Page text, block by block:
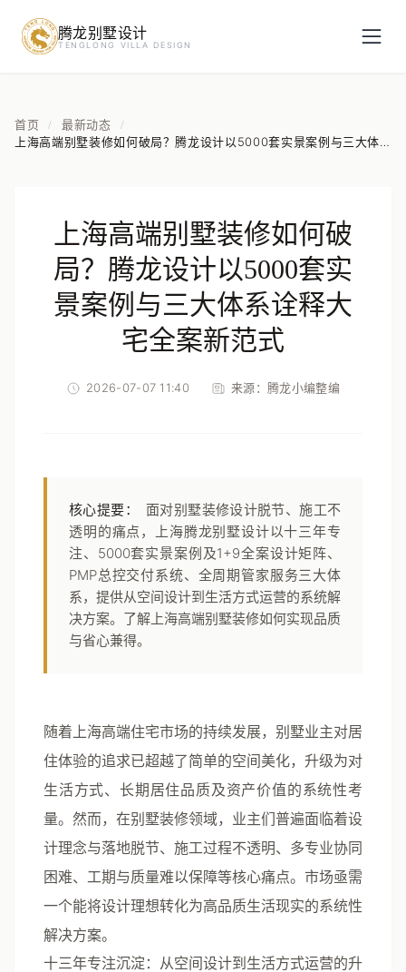
腾龙别墅设计
TENGLONG VILLA DESIGN
首页 / 最新动态 /
上海高端别墅装修如何破局？腾龙设计以5000套实景案例与三大体
上海高端别墅装修如何破
局？腾龙设计以5000套实
景案例与三大体系诠释大
宅全案新范式
2026-07-07 11:40 来源： 腾龙小编整编
核心提要：
面对别墅装修设计脱节、施工不
透明的痛点，上海腾龙别墅设计以十三年专
注、5000套实景案例及1+9全案设计矩阵、
PMP总控交付系统、全周期管家服务三大体
系，提供从空间设计到生活方式运营的系统解
决方案。了解上海高端别墅装修如何实现品质
与省心兼得。
随着上海高端住宅市场的持续发展，别墅业主对居
住体验的追求已超越了简单的空间美化，升级为对
生活方式、长期居住品质及资产价值的系统性考
量。然而，在别墅装修领域，业主们普遍面临着设
计理念与落地脱节、施工过程不透明、多专业协同
困难、工期与质量难以保障等核心痛点。市场亟需
一个能将设计理想转化为高品质生活现实的系统性
解决方案。
十三年专注沉淀：从空间设计到生活方式运营的升
预约设计咨询
房屋面积（㎡）
立即预约